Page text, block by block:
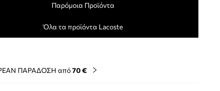
Παρόμοια Προϊόντα
Όλα τα προϊόντα Lacoste
ΠΑΡΑΔΟΣΗ από70 €